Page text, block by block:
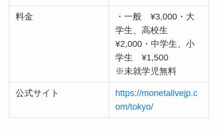
料金
・一般 ¥3,000・大
学生、高校生
¥2,000・中学生、小
学生 ¥1,500
※未就学児無料
公式サイト
https://monetalivejp.c
om/tokyo/